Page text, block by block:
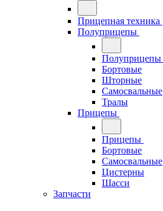
Прицепная техника
Полуприцепы
Полуприцепы
Бортовые
Шторные
Самосвальные
Тралы
Прицепы
Прицепы
Бортовые
Самосвальные
Цистерны
Шасси
Запчасти